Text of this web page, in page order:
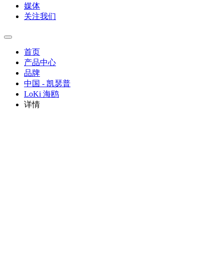
媒体
关注我们
首页
产品中心
品牌
中国 - 凯瑟普
LoKi 海鸥
详情